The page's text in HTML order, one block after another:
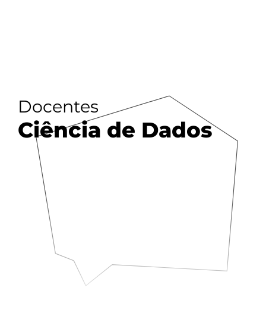
Docentes
Ciência de Dados